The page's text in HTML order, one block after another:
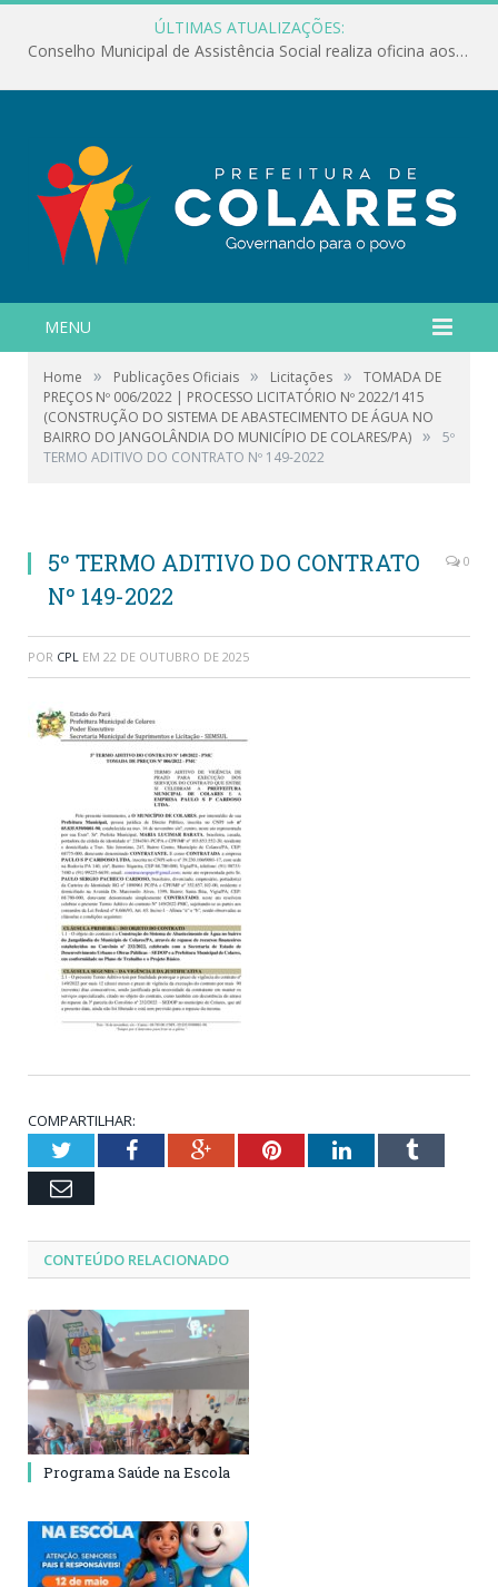
ÚLTIMAS ATUALIZAÇÕES:
Conselho Municipal de Assistência Social realiza oficina aos servidores
MENU
Home » Publicações Oficiais » Licitações »
TOMADA DE
PREÇOS Nº 006/2022 | PROCESSO LICITATÓRIO Nº 2022/1415
(CONSTRUÇÃO DO SISTEMA DE ABASTECIMENTO DE ÁGUA NO
BAIRRO DO JANGOLÂNDIA DO MUNICÍPIO DE COLARES/PA) »
5º
TERMO ADITIVO DO CONTRATO Nº 149-2022
5º TERMO ADITIVO DO CONTRATO
Nº 149-2022
0
POR CPL EM 22 DE OUTUBRO DE 2025
COMPARTILHAR:
TwitterFacebookGoogle+PinterestLinkedInTumblr
Email
CONTEÚDO RELACIONADO
Programa Saúde na Escola